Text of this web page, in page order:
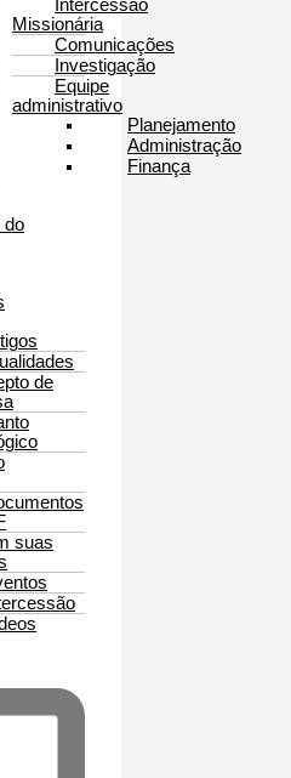
Intercessão
Missionária
Comunicações
Investigação
Equipe
administrativo
Planejamento
Administração
Finança
do
de
suas